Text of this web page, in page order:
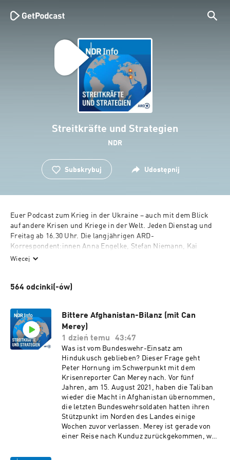
Streitkräfte und Strategien
NDR
Subskrybuj Udostępnij
Euer Podcast zum Krieg in der Ukraine – auch mit dem Blick
auf andere Krisen und Kriege in der Welt. Jeden Dienstag und
Freitag ab 16.30 Uhr. Die langjährigen ARD-
Korrespondent:innen Anna Engelke, Stefan Niemann, Kai
Küstner und Astrid Corall sprechen mit sicherheitspolitischen
Fragen und Anregungen zum sicherheitspolitischen Podcast:
https://www.ndr.de/nachrichten/info/sendungen/streitkraefte_
und_strategien/index.html
Więcej
564 odcinki(-ów)
Bittere Afghanistan-Bilanz (mit Can
Merey)
1 dzień temu
43:47
Was ist vom Bundeswehr-Einsatz am
Hindukusch geblieben? Dieser Frage geht
Peter Hornung im Schwerpunkt mit dem
Krisenreporter Can Merey nach. Vor fünf
Jahren, am 15. August 2021, haben die Taliban
wieder die Macht in Afghanistan übernommen,
die letzten Bundeswehrsoldaten hatten ihren
Stützpunkt im Norden des Landes einige
Wochen zuvor verlassen. Merey ist gerade von
einer Reise nach Kunduz zurückgekommen, wo